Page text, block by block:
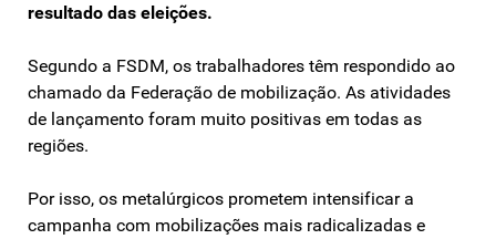
resultado das eleições.
Segundo a FSDM, os trabalhadores têm respondido ao
chamado da Federação de mobilização. As atividades
de lançamento foram muito positivas em todas as
regiões.
Por isso, os metalúrgicos prometem intensificar a
campanha com mobilizações mais radicalizadas e